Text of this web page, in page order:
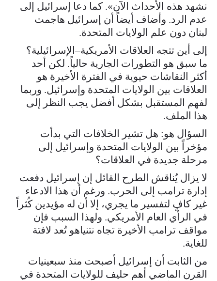
نشهد هذه الأحداث الآن». كما دعا إسرائيل إلى
عدم الرد. وأضاف أيضاً أن إسرائيل هاجمت
لبنان دون علم الولايات المتحدة.
إلى أين تتجه العلاقات الأمريكية–الإسرائيلية؟
ما سبق هو التطورات الجارية حالياً. لكن أحد
أكثر النقاشات حيوية في الفترة الأخيرة هو
العلاقات بين الولايات المتحدة وإسرائيل. وربما
لفهم المستقبل بشكل أفضل يجب النظر إلى
هذا الملف.
السؤال هو: هل تشير الخلافات التي بدأت
مؤخراً بين الولايات المتحدة وإسرائيل إلى
مرحلة جديدة في العلاقات؟
لا يزال يُناقش الطرح القائل إن إسرائيل دفعت
إدارة ترامب إلى الحرب. ورغم أن هذا الادعاء
غير كافٍ لتفسير ما يجري، إلا أن له مؤيدين كُثراً
في الرأي العام الأمريكي. ولهذا السبب فإن
مواقف ترامب الأخيرة تجاه نتنياهو تُعد لافتة
للغاية.
من الثابت أن إسرائيل أصبحت منذ سبعينيات
القرن الماضي أهم حليف للولايات المتحدة في